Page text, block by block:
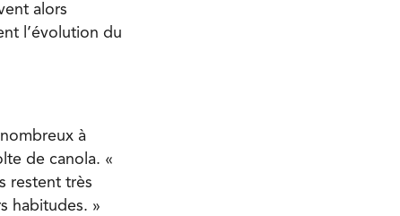
alors
l’évolution du
à
de canola. «
restent très
habitudes. »